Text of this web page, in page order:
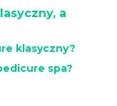
a
klasyczny?
spa?